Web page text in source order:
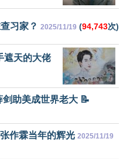
习家？ 2025/11/19 (94,743次)
遮天的大佬
助美成世界老大 📝
作霖当年的辉光 2025/11/19